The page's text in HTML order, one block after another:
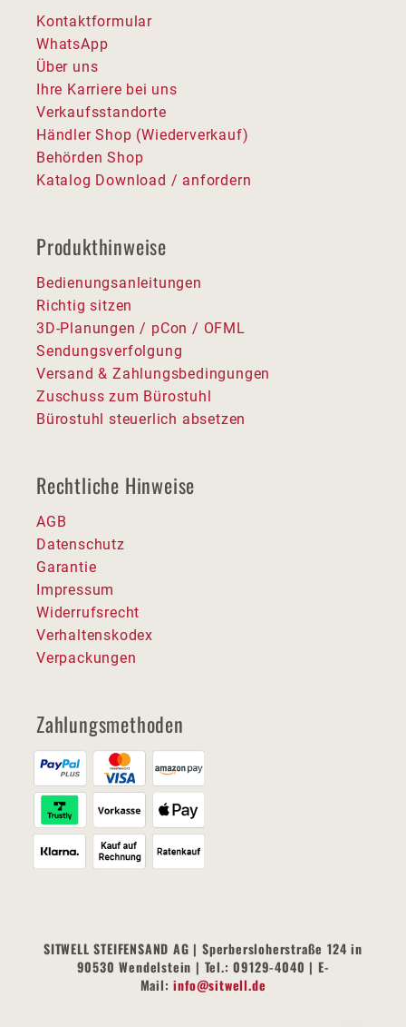
Kontaktformular
WhatsApp
Über uns
Ihre Karriere bei uns
Verkaufsstandorte
Händler Shop (Wiederverkauf)
Behörden Shop
Katalog Download / anfordern
Produkthinweise
Bedienungsanleitungen
Richtig sitzen
3D-Planungen / pCon / OFML
Sendungsverfolgung
Versand & Zahlungsbedingungen
Zuschuss zum Bürostuhl
Bürostuhl steuerlich absetzen
Rechtliche Hinweise
AGB
Datenschutz
Garantie
Impressum
Widerrufsrecht
Verhaltenskodex
Verpackungen
Zahlungsmethoden
SITWELL STEIFENSAND AG | Sperbersloherstraße 124 in
90530 Wendelstein | Tel.: 09129-4040 | E-
Mail:info@sitwell.de